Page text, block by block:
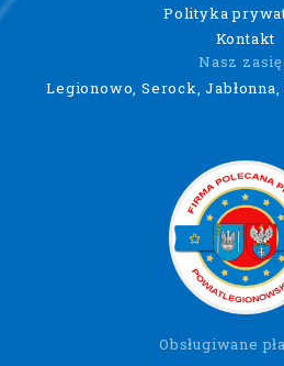
Polityka
Kontakt
Nasz
Legionowo, Serock,
Obsługiwane